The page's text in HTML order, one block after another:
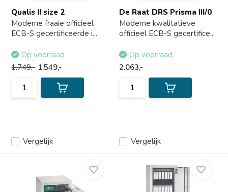
Qualis II size 2
Moderne fraaie officieel
ECB-S gecertificeerde i...
Vergelijk
Op voorraad
1.749,- 1.549,-
De Raat DRS Prisma III/0
Moderne kwalitatieve
officieel ECB-S gecertifice...
Vergelijk
Op voorraad
2.063,-